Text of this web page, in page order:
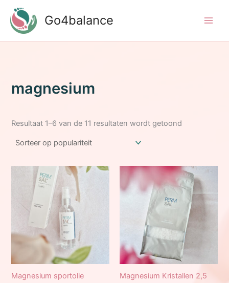
naar
inhoud
Go4balance
magnesium
Resultaat 1–6 van de 11 resultaten wordt getoond
Magnesium sportolie
Magnesium Kristallen 2,5